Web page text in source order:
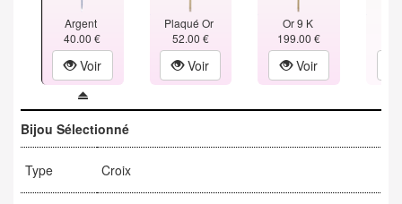
Argent
40.00 €
Voir
Plaqué Or
52.00 €
Voir
Or 9 K
199.00 €
Voir
Bijou Sélectionné
Type Croix